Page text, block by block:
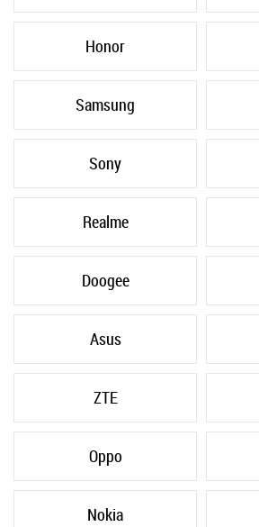
Honor
Samsung
Sony
Realme
Doogee
Asus
ZTE
Oppo
Nokia